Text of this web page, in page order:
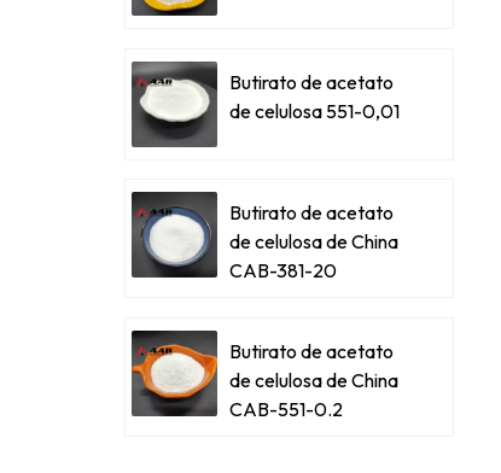
Butirato de acetato
de celulosa 551-0,01
Butirato de acetato
de celulosa de China
CAB-381-20
Butirato de acetato
de celulosa de China
CAB-551-0.2